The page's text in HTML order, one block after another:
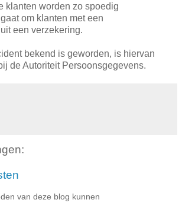
klanten worden zo spoedig
om klanten met een
een verzekering.
bekend is geworden, is hiervan
de Autoriteit Persoonsgegevens.
van deze blog kunnen